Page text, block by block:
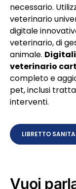
necessario.
veterinario
digitale
veterinario, di
animale.
veterinario
completo e
pet, inclusi
interventi.
LIBRETTO
Vuoi